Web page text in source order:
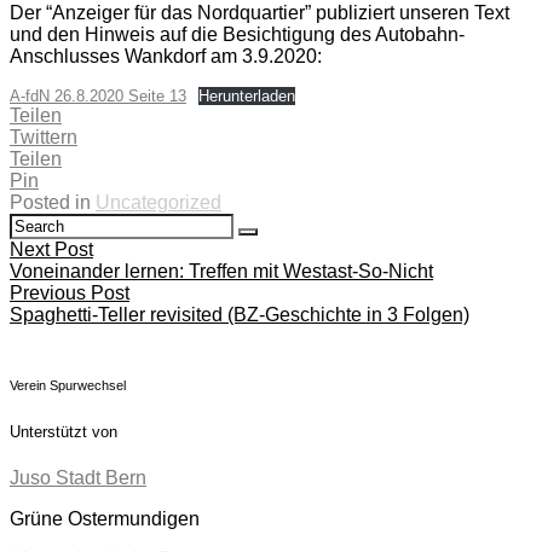
Der “Anzeiger für das Nordquartier” publiziert unseren Text
und den Hinweis auf die Besichtigung des Autobahn-
Anschlusses Wankdorf am 3.9.2020:
A-fdN 26.8.2020 Seite 13 Herunterladen
Teilen
Twittern
Teilen
Pin
Posted in Uncategorized
Search
for:
Search
Beitragsnavigation
Next Post
Voneinander lernen: Treffen mit Westast-So-Nicht
Previous Post
Spaghetti-Teller revisited (BZ-Geschichte in 3 Folgen)
Verein Spurwechsel
Unterstützt von
Juso Stadt Bern
Grüne Ostermundigen